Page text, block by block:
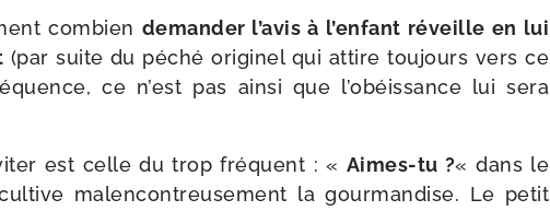
com­bien deman­der l’a­vis à l’en­fant réveille en lui
(par suite du péché ori­gi­nel qui attire tou­jours vers ce
ce n’est pas ain­si que l’o­béis­sance lui sera
est celle du trop fré­quent : « Aimes-​tu ?« dans le
mal­en­con­treu­se­ment la gour­man­dise. Le petit